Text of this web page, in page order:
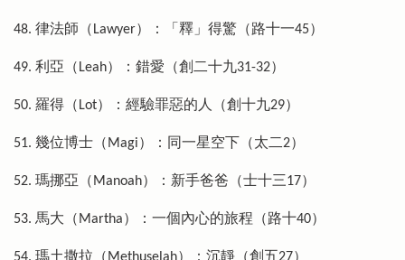
48. 律法師（Lawyer）：「釋」得驚（路十一45）
49. 利亞（Leah）：錯愛（創二十九31-32）
50. 羅得（Lot）：經驗罪惡的人（創十九29）
51. 幾位博士（Magi）：同一星空下（太二2）
52. 瑪挪亞（Manoah）：新手爸爸（士十三17）
53. 馬大（Martha）：一個內心的旅程（路十40）